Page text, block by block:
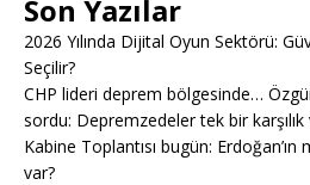
Son Yazılar
2026 Yılında Dijital Oyun Sektörü:
Seçilir?
CHP lideri deprem bölgesinde… Özgür
sordu: Depremzedeler tek bir karşılık
Kabine Toplantısı bugün: Erdoğan’ın
var?